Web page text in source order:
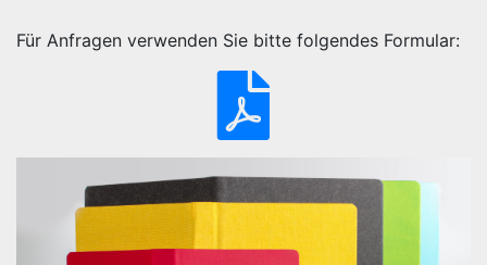
Für Anfragen verwenden Sie bitte folgendes Formular: